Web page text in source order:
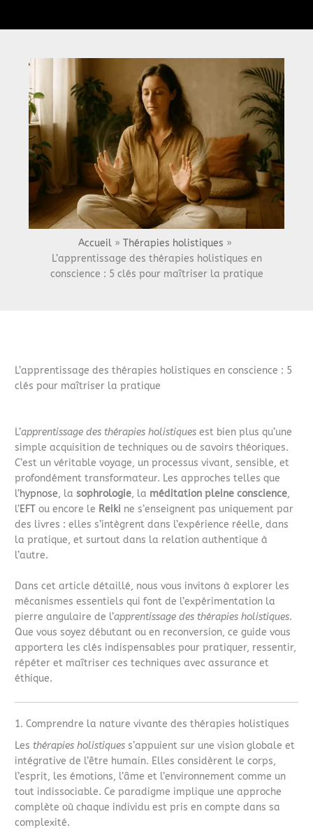
Accueil
Thérapies holistiques
L’apprentissage des thérapies holistiques en
conscience : 5 clés pour maîtriser la pratique
L’apprentissage des thérapies holistiques en conscience : 5
clés pour maîtriser la pratique
L’apprentissage des thérapies holistiques est bien plus qu’une
simple acquisition de techniques ou de savoirs théoriques.
C’est un véritable voyage, un processus vivant, sensible, et
profondément transformateur. Les approches telles que
l’hypnose, lasophrologie, la méditation pleine conscience,
l’EFT ou encore le Reiki ne s’enseignent pas uniquement par
des livres : elles s’intègrent dans l’expérience réelle, dans
la pratique, et surtout dans la relation authentique à
l’autre.
Dans cet article détaillé, nous vous invitons à explorer les
mécanismes essentiels qui font de l’expérimentation la
pierre angulaire de l’apprentissage des thérapies holistiques.
Que vous soyez débutant ou en reconversion, ce guide vous
apportera les clés indispensables pour pratiquer, ressentir,
répéter et maîtriser ces techniques avec assurance et
éthique.
1. Comprendre la nature vivante des thérapies holistiques
Lesthérapies holistiques s’appuient sur une vision globale et
intégrative de l’être humain. Elles considèrent le corps,
l’esprit, les émotions, l’âme et l’environnement comme un
tout indissociable. Ce paradigme implique une approche
complète où chaque individu est pris en compte dans sa
complexité.